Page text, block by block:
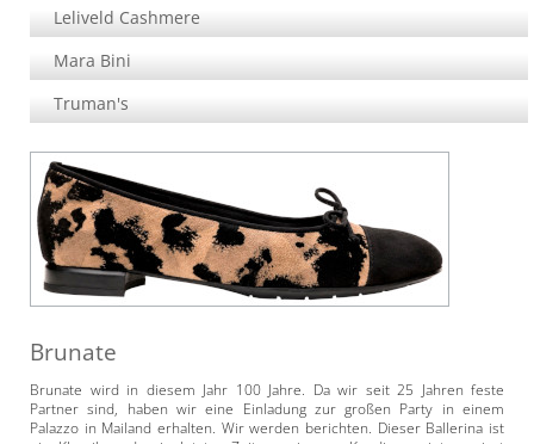
Leliveld Cashmere
Mara Bini
Truman's
Brunate
Brunate wird in diesem Jahr 100 Jahre. Da wir seit 25 Jahren feste
Partner sind, haben wir eine Einladung zur großen Party in einem
Palazzo in Mailand erhalten. Wir werden berichten. Dieser Ballerina ist